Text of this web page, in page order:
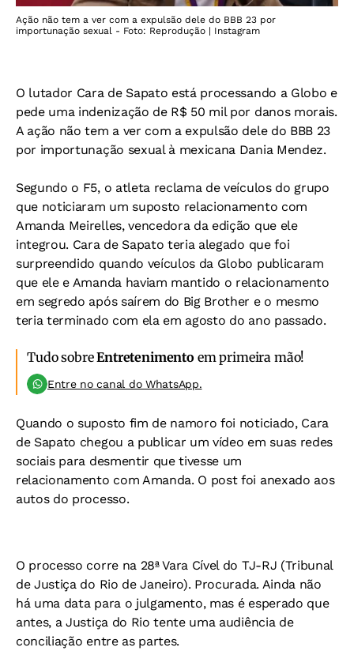
Ação não tem a ver com a expulsão dele do BBB 23 por
importunação sexual - Foto: Reprodução | Instagram
O lutador Cara de Sapato está processando a Globo e
pede uma indenização de R$ 50 mil por danos morais.
A ação não tem a ver com a expulsão dele do BBB 23
por importunação sexual à mexicana Dania Mendez.
Segundo o F5, o atleta reclama de veículos do grupo
que noticiaram um suposto relacionamento com
Amanda Meirelles, vencedora da edição que ele
integrou. Cara de Sapato teria alegado que foi
surpreendido quando veículos da Globo publicaram
que ele e Amanda haviam mantido o relacionamento
em segredo após saírem do Big Brother e o mesmo
teria terminado com ela em agosto do ano passado.
Tudo sobreEntretenimento em primeira mão!
Entre no canal do WhatsApp.
Quando o suposto fim de namoro foi noticiado, Cara
de Sapato chegou a publicar um vídeo em suas redes
sociais para desmentir que tivesse um
relacionamento com Amanda. O post foi anexado aos
autos do processo.
O processo corre na 28ª Vara Cível do TJ-RJ (Tribunal
de Justiça do Rio de Janeiro). Procurada. Ainda não
há uma data para o julgamento, mas é esperado que
antes, a Justiça do Rio tente uma audiência de
conciliação entre as partes.